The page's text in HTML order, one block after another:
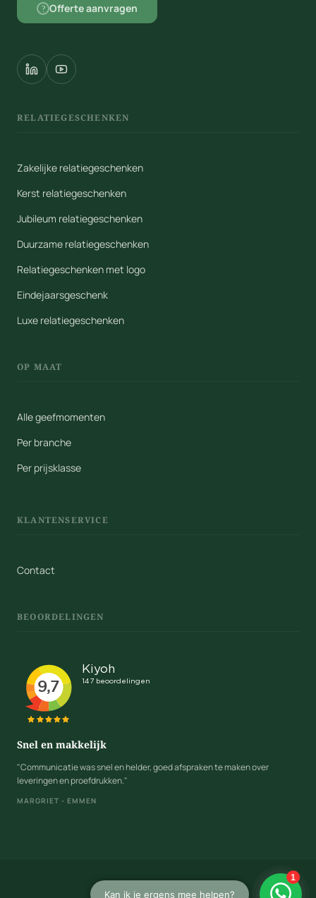
? Offerte aanvragen
RELATIEGESCHENKEN
Zakelijke relatiegeschenken
Kerst relatiegeschenken
Jubileum relatiegeschenken
Duurzame relatiegeschenken
Relatiegeschenken met logo
Eindejaarsgeschenk
Luxe relatiegeschenken
OP MAAT
Alle geefmomenten
Per branche
Per prijsklasse
KLANTENSERVICE
Contact
BEOORDELINGEN
Snel en makkelijk
"Communicatie was snel en helder, goed afspraken te maken over
leveringen en proefdrukken."
MARGRIET - EMMEN
Algemene voorwaarden